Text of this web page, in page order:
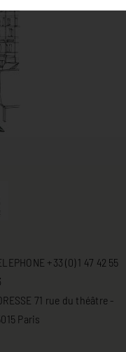
+33 (0) 1 47 42 55
71 rue du théâtre -
Paris